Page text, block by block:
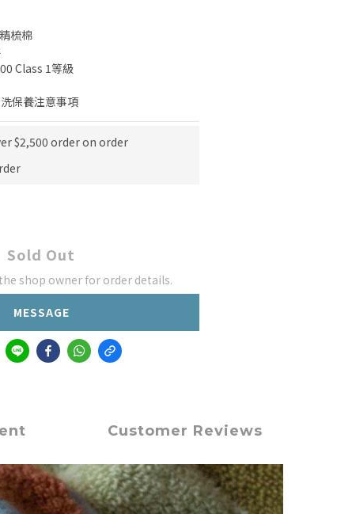
梳棉
Class 1等級
保養注意事項
$2,500 order on order
Sold Out
shop owner for order details.
MESSAGE
Customer Reviews